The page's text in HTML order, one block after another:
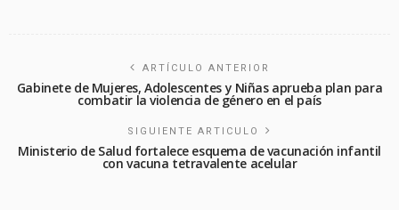
ARTÍCULO ANTERIOR
Gabinete de Mujeres, Adolescentes y Niñas aprueba plan para
combatir la violencia de género en el país
SIGUIENTE ARTICULO
Ministerio de Salud fortalece esquema de vacunación infantil
con vacuna tetravalente acelular